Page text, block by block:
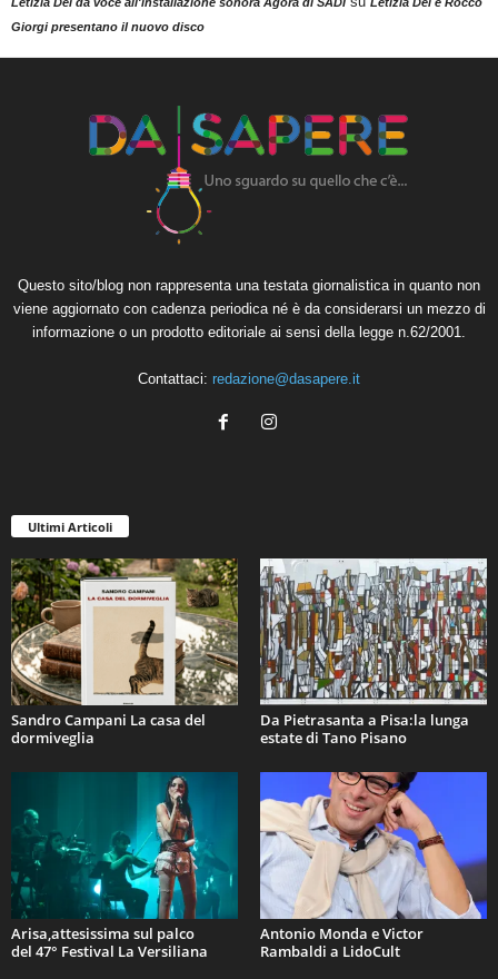
Giorgi presentano il nuovo disco
Questo sito/blog non rappresenta una testata giornalistica in quanto non
viene aggiornato con cadenza periodica né è da considerarsi un mezzo di
informazione o un prodotto editoriale ai sensi della legge n.62/2001.
Contattaci: redazione@dasapere.it
Ultimi Articoli
Sandro Campani La casa del
dormiveglia
Da Pietrasanta a Pisa:la lunga
estate di Tano Pisano
Arisa,attesissima sul palco
del 47° Festival La Versiliana
Antonio Monda e Victor
Rambaldi a LidoCult